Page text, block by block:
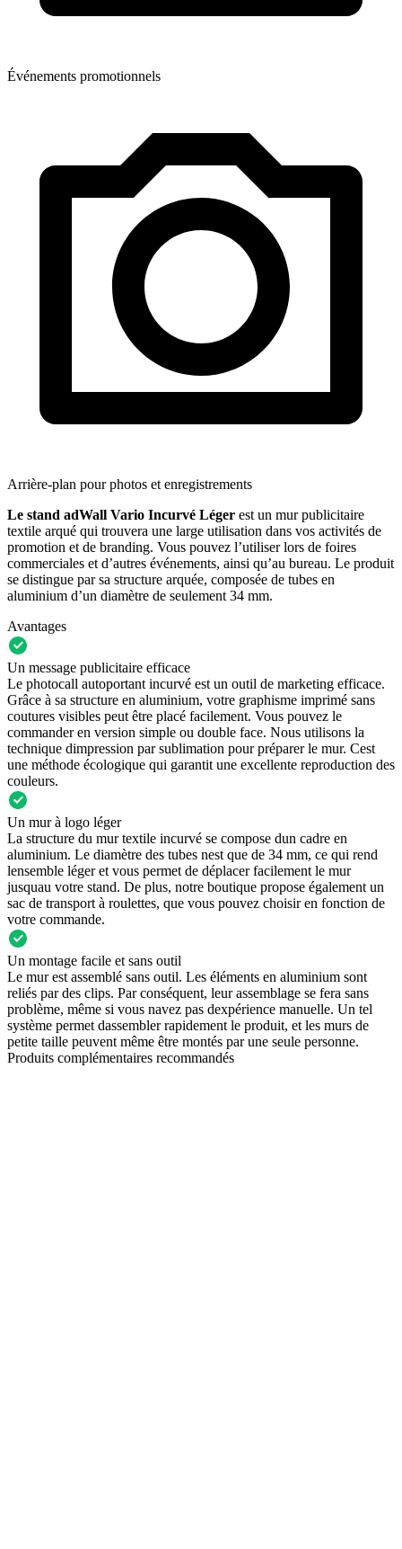
Événements promotionnels
Arrière-plan pour photos et enregistrements
Le stand adWall Vario Incurvé Léger est un mur publicitaire
textile arqué qui trouvera une large utilisation dans vos activités de
promotion et de branding. Vous pouvez l’utiliser lors de foires
commerciales et d’autres événements, ainsi qu’au bureau. Le produit
se distingue par sa structure arquée, composée de tubes en
aluminium d’un diamètre de seulement 34 mm.
Avantages
Un message publicitaire efficace
Le photocall autoportant incurvé est un outil de marketing efficace.
Grâce à sa structure en aluminium, votre graphisme imprimé sans
coutures visibles peut être placé facilement. Vous pouvez le
commander en version simple ou double face. Nous utilisons la
technique dimpression par sublimation pour préparer le mur. Cest
une méthode écologique qui garantit une excellente reproduction des
couleurs.
Un mur à logo léger
La structure du mur textile incurvé se compose dun cadre en
aluminium. Le diamètre des tubes nest que de 34 mm, ce qui rend
lensemble léger et vous permet de déplacer facilement le mur
jusquau votre stand. De plus, notre boutique propose également un
sac de transport à roulettes, que vous pouvez choisir en fonction de
votre commande.
Un montage facile et sans outil
Le mur est assemblé sans outil. Les éléments en aluminium sont
reliés par des clips. Par conséquent, leur assemblage se fera sans
problème, même si vous navez pas dexpérience manuelle. Un tel
système permet dassembler rapidement le produit, et les murs de
petite taille peuvent même être montés par une seule personne.
Produits complémentaires recommandés